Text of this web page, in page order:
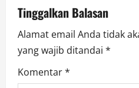
i
g
a
Tinggalkan Balasan
Alamat email Anda tidak
yang wajib ditandai *
Komentar*